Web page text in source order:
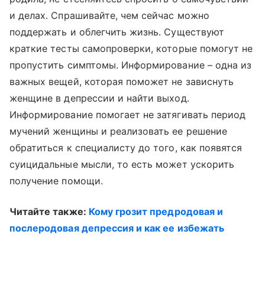
и делах. Спрашивайте, чем сейчас можно
поддержать и облегчить жизнь. Существуют
краткие тесты самопроверки, которые помогут не
пропустить симптомы. Информирование – одна из
важных вещей, которая поможет не зависнуть
женщине в депрессии и найти выход.
Информирование помогает не затягивать период
мучений женщины и реализовать ее решение
обратиться к специалисту до того, как появятся
суицидальные мысли, то есть может ускорить
получение помощи.
Читайте также: Кому грозит предродовая и
послеродовая депрессия и как ее избежать